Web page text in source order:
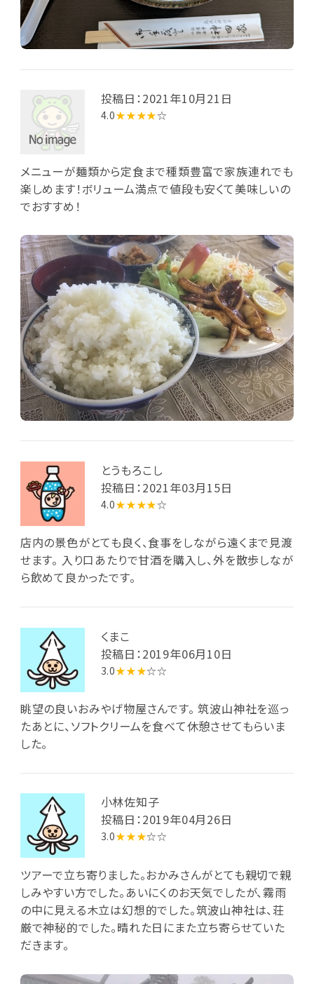
投稿日：2021年10月21日
4.0★★★★☆
メニューが麺類から定食まで種類豊富で家族連れでも
楽しめます！ボリューム満点で値段も安くて美味しいの
でおすすめ！
とうもろこし
投稿日：2021年03月15日
4.0★★★★☆
店内の景色がとても良く、食事をしながら遠くまで見渡
せます。 入り口あたりで甘酒を購入し、外を散歩しなが
ら飲めて良かったです。
くまこ
投稿日：2019年06月10日
3.0★★★☆☆
眺望の良いおみやげ物屋さんです。 筑波山神社を巡っ
たあとに、ソフトクリームを食べて休憩させてもらいま
した。
小林佐知子
投稿日：2019年04月26日
3.0★★★☆☆
ツアーで立ち寄りました。おかみさんがとても親切で親
しみやすい方でした。あいにくのお天気でしたが、霧雨
の中に見える木立は幻想的でした。筑波山神社は、荘
厳で神秘的でした。晴れた日にまた立ち寄らせていた
だきます。